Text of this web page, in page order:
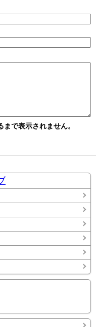
で表示されません。